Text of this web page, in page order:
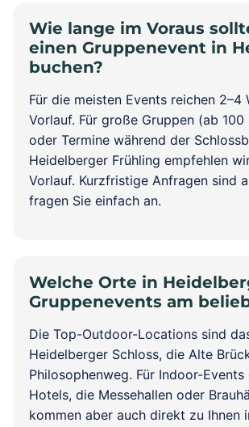
Wie lange im Voraus
einen Gruppenevent in
buchen?
Für die meisten Events reichen 2–4
Vorlauf. Für große Gruppen (ab 100
oder Termine während der
Heidelberger Frühling empfehlen
Vorlauf. Kurzfristige Anfragen sind
fragen Sie einfach an.
Welche Orte in
Gruppenevents am
Die Top-Outdoor-Locations sind
Heidelberger Schloss, die Alte
Philosophenweg. Für Indoor-Events
Hotels, die Messehallen oder
kommen aber auch direkt zu Ihnen